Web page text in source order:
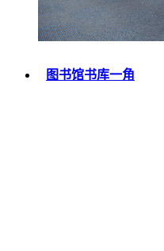
图书馆书库一角